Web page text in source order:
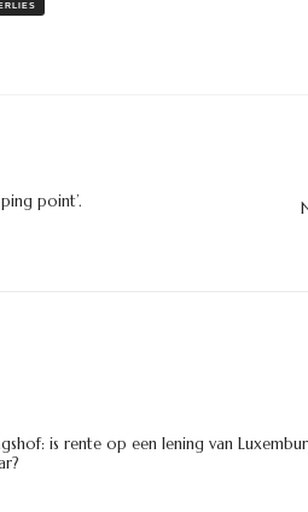
point’.
is rente op een lening van